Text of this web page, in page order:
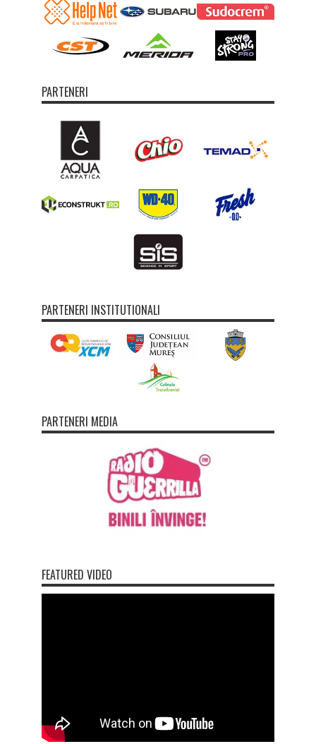
PARTENERI
PARTENERI INSTITUTIONALI
PARTENERI MEDIA
FEATURED VIDEO